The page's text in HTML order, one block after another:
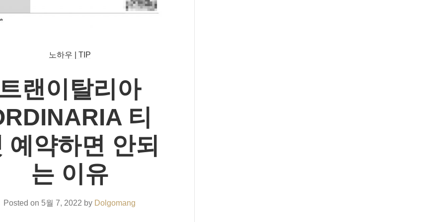
노하우 | TIP
랜이탈리아
티
예약하면 안되
는 이유
Posted on 5월 7, 2022 by Dolgomang